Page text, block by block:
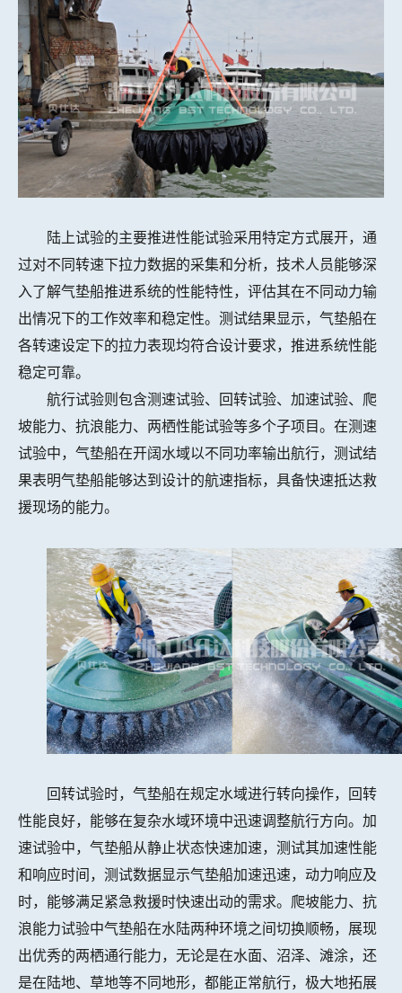
陆上试验的主要推进性能试验采用特定方式展开，通
过对不同转速下拉力数据的采集和分析，技术人员能够深
入了解气垫船推进系统的性能特性，评估其在不同动力输
出情况下的工作效率和稳定性。测试结果显示，气垫船在
各转速设定下的拉力表现均符合设计要求，推进系统性能
稳定可靠。
航行试验则包含测速试验、回转试验、加速试验、爬
坡能力、抗浪能力、两栖性能试验等多个子项目。在测速
试验中，气垫船在开阔水域以不同功率输出航行，测试结
果表明气垫船能够达到设计的航速指标，具备快速抵达救
援现场的能力。
回转试验时，气垫船在规定水域进行转向操作，回转
性能良好，能够在复杂水域环境中迅速调整航行方向。加
速试验中，气垫船从静止状态快速加速，测试其加速性能
和响应时间，测试数据显示气垫船加速迅速，动力响应及
时，能够满足紧急救援时快速出动的需求。爬坡能力、抗
浪能力试验中气垫船在水陆两种环境之间切换顺畅，展现
出优秀的两栖通行能力，无论是在水面、沼泽、滩涂，还
是在陆地、草地等不同地形，都能正常航行，极大地拓展